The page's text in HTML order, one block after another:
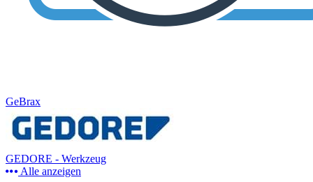
GeBrax
GEDORE - Werkzeug
Alle anzeigen